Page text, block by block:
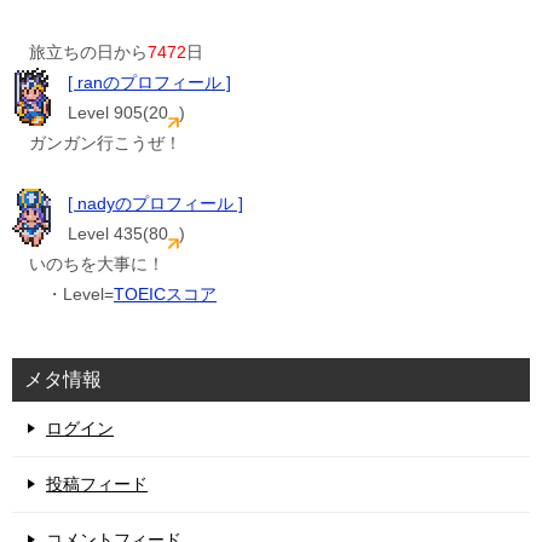
旅立ちの日から7472日
[ ranのプロフィール ]
Level 905(20 )
ガンガン行こうぜ！
[ nadyのプロフィール ]
Level 435(80 )
いのちを大事に！
・Level=TOEICスコア
メタ情報
ログイン
投稿フィード